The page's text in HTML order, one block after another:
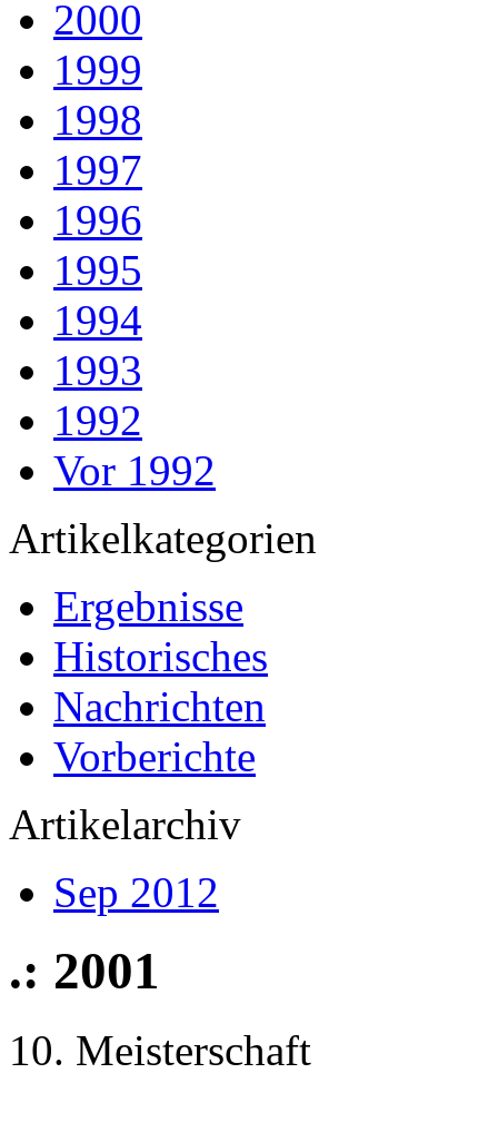
2000
1999
1998
1997
1996
1995
1994
1993
1992
Vor 1992
Artikelkategorien
Ergebnisse
Historisches
Nachrichten
Vorberichte
Artikelarchiv
Sep 2012
.: 2001
10. Meisterschaft